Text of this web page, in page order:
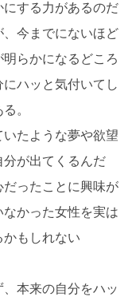
する力があるのだ
今までにないほど
らかになるどころ
ハッと気付いてし
。
たような夢や欲望
が出てくるんだ
ったことに興味が
かった女性を実は
もしれない
本来の自分をハッ